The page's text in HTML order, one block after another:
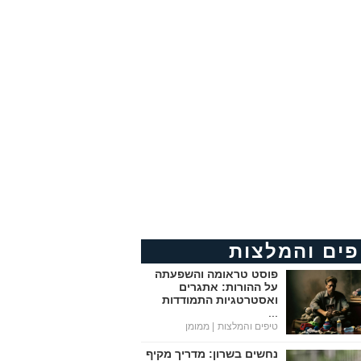
והמלצות
פוסט טראומה והשפעתה
על ההורות: אתגרים
ואסטרטגיות התמודדות
טיפים והמלצות | ממומן
נחשים בשרון: מדריך מקיף